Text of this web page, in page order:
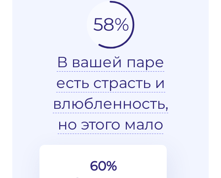
58%
В вашей паре
есть страсть и
влюбленность,
но этого мало
60%